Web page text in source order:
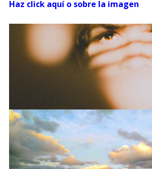
Haz click aquí o sobre la imagen